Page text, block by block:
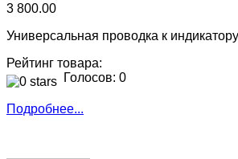
3 800.00
Универсальная проводка к
Рейтинг товара:
Голосов: 0
Подробнее...